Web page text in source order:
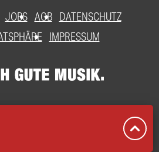
JOBS AGB DATENSCHUTZ
IMPRESSUM